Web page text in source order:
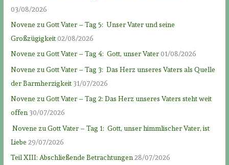
03/08/2026
Novene zu Gott Vater – Tag 5: Unser Vater und seine
Großzügigkeit02/08/2026
Novene zu Gott Vater – Tag 4: Gott, unser Vater01/08/2026
Novene zu Gott Vater – Tag 3: Das Herz unseres Vaters als Quelle
der Barmherzigkeit 31/07/2026
Novene zu Gott Vater – Tag 2: Das Herz unseres Vaters steht weit
offen 30/07/2026
Novene zu Gott Vater – Tag 1: Gott, unser himmlischer Vater, ist
Liebe 29/07/2026
Teil XIII: Abschließende Betrachtungen 28/07/2026